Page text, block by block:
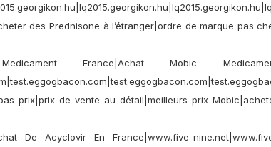
des Prednisone à l’étranger|ordre de marque pas
France|Achat Mobic
prix|prix de vente au détail|meilleurs prix
De Acyclovir En France|www.five-